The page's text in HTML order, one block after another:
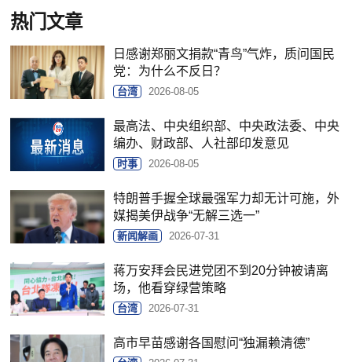
热门文章
日感谢郑丽文捐款“青鸟”气炸，质问国民
党：为什么不反日？
台湾 2026-08-05
最高法、中央组织部、中央政法委、中央
编办、财政部、人社部印发意见
时事 2026-08-05
特朗普手握全球最强军力却无计可施，外
媒揭美伊战争“无解三选一”
新闻解画 2026-07-31
蒋万安拜会民进党团不到20分钟被请离
场，他看穿绿营策略
台湾 2026-07-31
高市早苗感谢各国慰问“独漏赖清德”